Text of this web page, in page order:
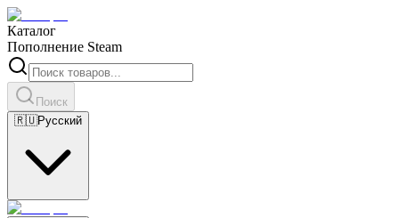
Каталог
Пополнение Steam
Поиск
🇷🇺Русский